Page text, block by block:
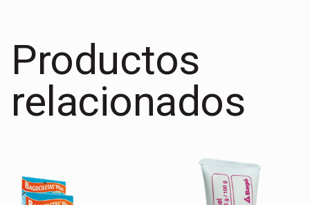
Productos
relacionados